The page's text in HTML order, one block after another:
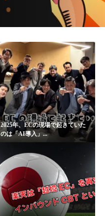
2025年、ECの現場で起きていた
のは「AI導入」...